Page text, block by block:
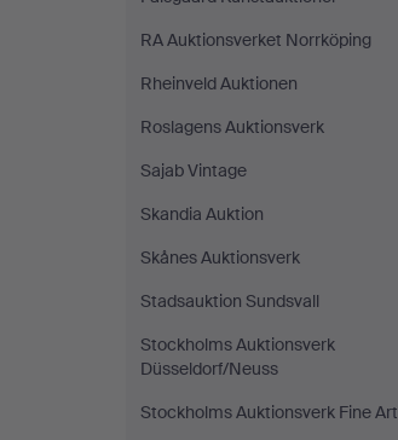
RA Auktionsverket Norrköping
Rheinveld Auktionen
Roslagens Auktionsverk
Sajab Vintage
Skandia Auktion
Skånes Auktionsverk
Stadsauktion Sundsvall
Stockholms Auktionsverk
Düsseldorf/Neuss
Stockholms Auktionsverk Fine Art